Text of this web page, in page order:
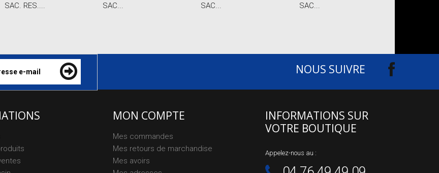
SAC. RES.... SAC... SAC... SAC...
NOUS SUIVRE
MON COMPTE
Mes commandes
Mes retours de marchandise
Mes avoirs
INFORMATIONS SUR
VOTRE BOUTIQUE
Appelez-nous au :